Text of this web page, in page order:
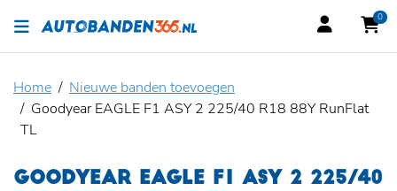
0
Home
Nieuwe banden toevoegen
Goodyear EAGLE F1 ASY 2 225/40 R18 88Y RunFlat
TL
GOODYEAR EAGLE F1 ASY 2 225/40